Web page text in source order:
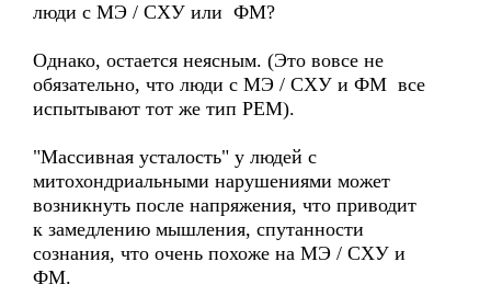
люди с MЭ / CХУ или ФM?
Однако, остается неясным. (Это вовсе не
обязательно, что люди с MЭ / CХУ и ФM все
испытывают тот же тип PEM).
"Массивная усталость" у людей с
митохондриальными нарушениями может
возникнуть после напряжения, что приводит
к замедлению мышления, спутанности
сознания, что очень похоже на MЭ / CХУ и
ФM.